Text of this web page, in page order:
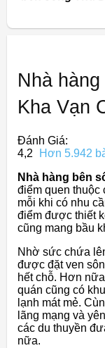
Nhà
Kha Vạn
Đánh Giá:
4,2
Hơn 5.942
Nhà hàng bên
điểm quen thuộc
mỗi khi có nhu
điểm được thiết
cũng mang bầu
Nhờ sức chứa
được đặt ven
hết chỗ. Hơn
quán cũng có
lạnh mát mẻ.
lãng mạng và
các du thuyền
nữa.